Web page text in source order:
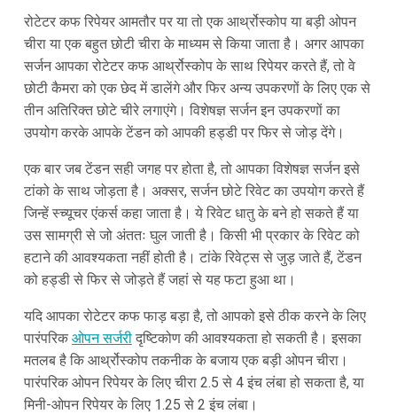
रोटेटर कफ रिपेयर आमतौर पर या तो एक आर्थ्रोस्कोप या बड़ी ओपन
चीरा या एक बहुत छोटी चीरा के माध्यम से किया जाता है। अगर आपका
सर्जन आपका रोटेटर कफ आर्थ्रोस्कोप के साथ रिपेयर करते हैं, तो वे
छोटी कैमरा को एक छेद में डालेंगे और फिर अन्य उपकरणों के लिए एक से
तीन अतिरिक्त छोटे चीरे लगाएंगे। विशेषज्ञ सर्जन इन उपकरणों का
उपयोग करके आपके टेंडन को आपकी हड्डी पर फिर से जोड़ देंगे।
एक बार जब टेंडन सही जगह पर होता है, तो आपका विशेषज्ञ सर्जन इसे
टांको के साथ जोड़ता है। अक्सर, सर्जन छोटे रिवेट का उपयोग करते हैं
जिन्हें स्च्यूचर एंकर्स कहा जाता है। ये रिवेट धातु के बने हो सकते हैं या
उस सामग्री से जो अंततः घुल जाती है। किसी भी प्रकार के रिवेट को
हटाने की आवश्यकता नहीं होती है। टांके रिवेट्स से जुड़ जाते हैं, टेंडन
को हड्डी से फिर से जोड़ते हैं जहां से यह फटा हुआ था।
यदि आपका रोटेटर कफ फाड़ बड़ा है, तो आपको इसे ठीक करने के लिए
पारंपरिक ओपन सर्जरीदृष्टिकोण की आवश्यकता हो सकती है। इसका
मतलब है कि आर्थ्रोस्कोप तकनीक के बजाय एक बड़ी ओपन चीरा।
पारंपरिक ओपन रिपेयर के लिए चीरा 2.5 से 4 इंच लंबा हो सकता है, या
मिनी-ओपन रिपेयर के लिए 1.25 से 2 इंच लंबा।